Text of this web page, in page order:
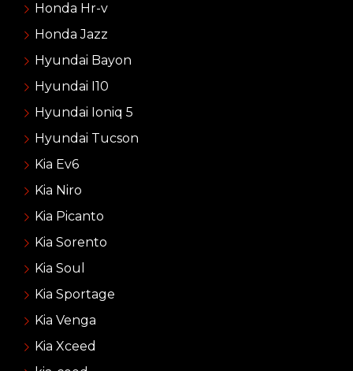
Honda Hr-v
Honda Jazz
Hyundai Bayon
Hyundai I10
Hyundai Ioniq 5
Hyundai Tucson
Kia Ev6
Kia Niro
Kia Picanto
Kia Sorento
Kia Soul
Kia Sportage
Kia Venga
Kia Xceed